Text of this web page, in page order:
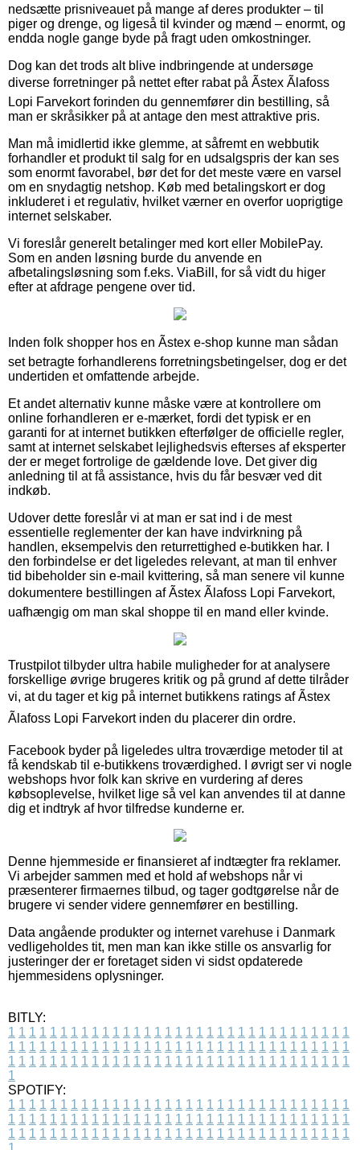
nedsætte prisniveauet på mange af deres produkter – til
piger og drenge, og ligeså til kvinder og mænd – enormt, og
endda nogle gange byde på fragt uden omkostninger.
Dog kan det trods alt blive indbringende at undersøge
diverse forretninger på nettet efter rabat på Ãstex Ãlafoss
Lopi Farvekort forinden du gennemfører din bestilling, så
man er skråsikker på at antage den mest attraktive pris.
Man må imidlertid ikke glemme, at såfremt en webbutik
forhandler et produkt til salg for en udsalgspris der kan ses
som enormt favorabel, bør det for det meste være en varsel
om en snydagtig netshop. Køb med betalingskort er dog
inkluderet i et regulativ, hvilket værner en overfor uoprigtige
internet selskaber.
Vi foreslår generelt betalinger med kort eller MobilePay.
Som en anden løsning burde du anvende en
afbetalingsløsning som f.eks. ViaBill, for så vidt du higer
efter at afdrage pengene over tid.
Inden folk shopper hos en Ãstex e-shop kunne man sådan
set betragte forhandlerens forretningsbetingelser, dog er det
undertiden et omfattende arbejde.
Et andet alternativ kunne måske være at kontrollere om
online forhandleren er e-mærket, fordi det typisk er en
garanti for at internet butikken efterfølger de officielle regler,
samt at internet selskabet lejlighedsvis efterses af eksperter
der er meget fortrolige de gældende love. Det giver dig
anledning til at få assistance, hvis du får besvær ved dit
indkøb.
Udover dette foreslår vi at man er sat ind i de mest
essentielle reglementer der kan have indvirkning på
handlen, eksempelvis den returrettighed e-butikken har. I
den forbindelse er det ligeledes relevant, at man til enhver
tid bibeholder sin e-mail kvittering, så man senere vil kunne
dokumentere bestillingen af Ãstex Ãlafoss Lopi Farvekort,
uafhængig om man skal shoppe til en mand eller kvinde.
Trustpilot tilbyder ultra habile muligheder for at analysere
forskellige øvrige brugeres kritik og på grund af dette tilråder
vi, at du tager et kig på internet butikkens ratings af Ãstex
Ãlafoss Lopi Farvekort inden du placerer din ordre.
Facebook byder på ligeledes ultra troværdige metoder til at
få kendskab til e-butikkens troværdighed. I øvrigt ser vi nogle
webshops hvor folk kan skrive en vurdering af deres
købsoplevelse, hvilket lige så vel kan anvendes til at danne
dig et indtryk af hvor tilfredse kunderne er.
Denne hjemmeside er finansieret af indtægter fra reklamer.
Vi arbejder sammen med et hold af webshops når vi
præsenterer firmaernes tilbud, og tager godtgørelse når de
brugere vi sender videre gennemfører en bestilling.
Data angående produkter og internet varehuse i Danmark
vedligeholdes tit, men man kan ikke stille os ansvarlig for
justeringer der er foretaget siden vi sidst opdaterede
hjemmesidens oplysninger.
BITLY:
1 1 1 1 1 1 1 1 1 1 1 1 1 1 1 1 1 1 1 1 1 1 1 1 1 1 1 1 1 1 1 1 1
1 1 1 1 1 1 1 1 1 1 1 1 1 1 1 1 1 1 1 1 1 1 1 1 1 1 1 1 1 1 1 1 1
1 1 1 1 1 1 1 1 1 1 1 1 1 1 1 1 1 1 1 1 1 1 1 1 1 1 1 1 1 1 1 1 1
1
SPOTIFY:
1 1 1 1 1 1 1 1 1 1 1 1 1 1 1 1 1 1 1 1 1 1 1 1 1 1 1 1 1 1 1 1 1
1 1 1 1 1 1 1 1 1 1 1 1 1 1 1 1 1 1 1 1 1 1 1 1 1 1 1 1 1 1 1 1 1
1 1 1 1 1 1 1 1 1 1 1 1 1 1 1 1 1 1 1 1 1 1 1 1 1 1 1 1 1 1 1 1 1